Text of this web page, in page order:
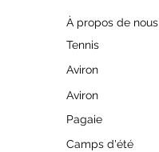
À propos de nous
Tennis
Aviron
Aviron
Pagaie
Camps d'été